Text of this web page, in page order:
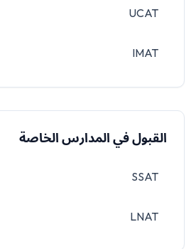
UCAT
IMAT
القبول في المدارس الخاصة
SSAT
LNAT